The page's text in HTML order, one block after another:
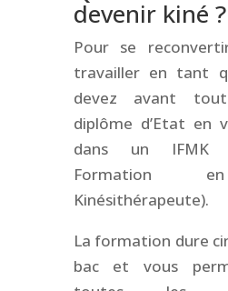
devenir kiné ?
Pour se
travailler en tant
devez avant
diplôme d’Etat en
dans un IFMK
Formation
Kinésithérapeute).
La formation dure
bac et vous